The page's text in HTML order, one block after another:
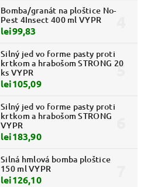
Bomba/granát na ploštice No-
Pest 4Insect 400 ml VYPR
lei99,83
Silný jed vo forme pasty proti
krtkom a hrabošom STRONG 20
ks VYPR
lei105,09
Silný jed vo forme pasty proti
krtkom a hrabošom STRONG
VYPR
lei183,90
Silná hmlová bomba ploštice
150 ml VYPR
lei126,10